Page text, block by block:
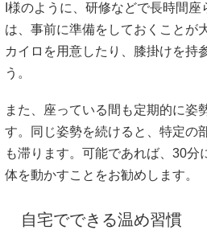
I様のように、研修などで長時間
は、事前に準備をしておくことが
カイロを用意したり、膝掛けを持
う。
また、座っている間も定期的に姿
す。同じ姿勢を続けると、特定の
も滞ります。可能であれば、30分
体を動かすことをお勧めします。
自宅でできる温め習慣